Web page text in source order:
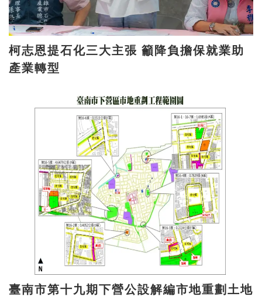
柯志恩提石化三大主張 籲降負擔保就業助
產業轉型
臺南市第十九期下營公設解編市地重劃土地